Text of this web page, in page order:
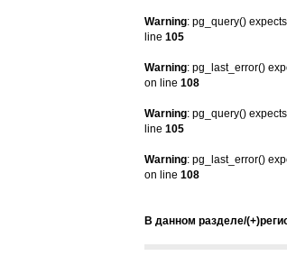
Warning: pg_query()
line 105
Warning: pg_last_error()
on line 108
Warning: pg_query()
line 105
Warning: pg_last_error()
on line 108
В данном разделе/